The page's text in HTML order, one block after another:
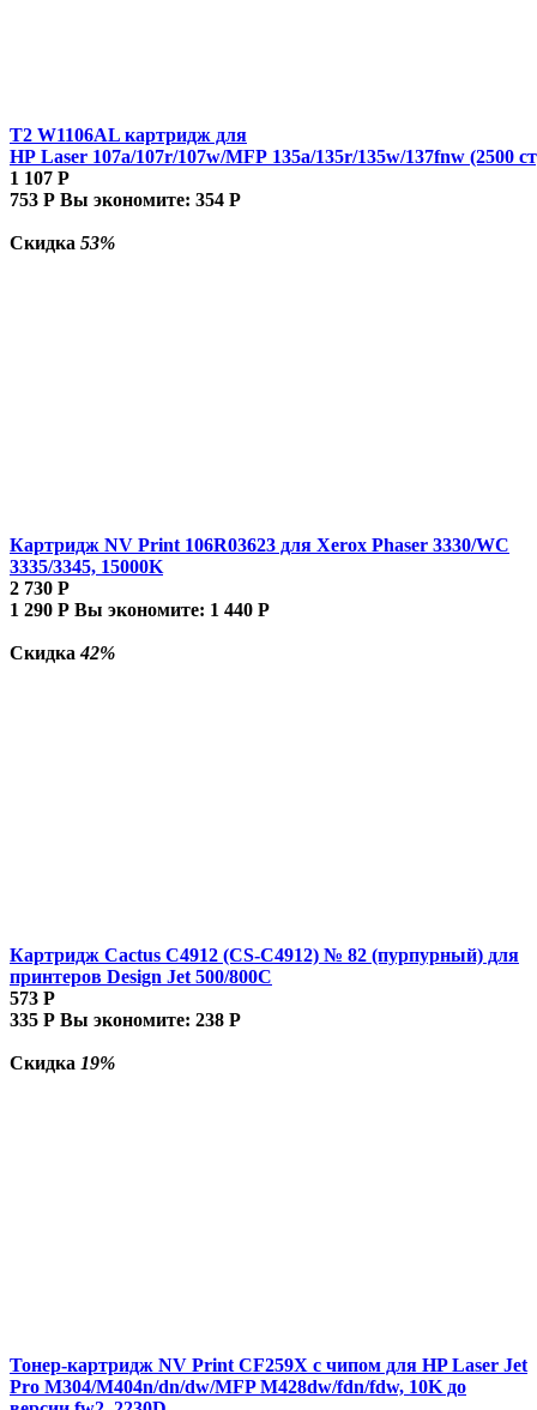
T2 W1106AL картридж для
HP Laser 107a/107r/107w/MFP 135a/135r/135w/137fnw (2500
1 107 Р
753 Р Вы экономите: 354 Р
Скидка 53%
Картридж NV Print 106R03623 для Xerox Phaser 3330/WC
3335/3345, 15000K
2 730 Р
1 290 Р Вы экономите: 1 440 Р
Скидка42%
Картридж Cactus C4912 (CS-C4912) № 82 (пурпурный) для
принтеров Design Jet 500/800C
573 Р
335 Р Вы экономите: 238 Р
Скидка 19%
Тонер-картридж NV Print CF259X с чипом для HP Laser Jet
Pro M304/M404n/dn/dw/MFP M428dw/fdn/fdw, 10K до